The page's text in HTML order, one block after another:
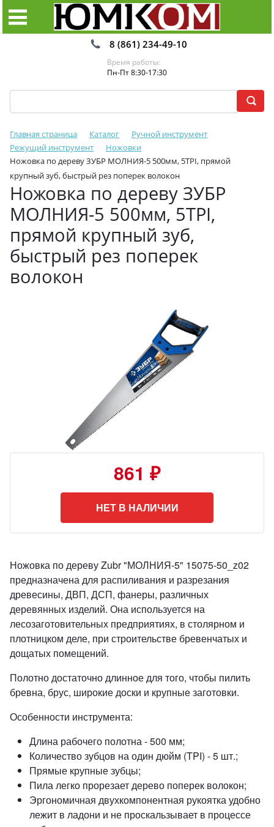
8 (861) 234-49-10
Время работы:
Пн-Пт 8:30-17:30
Главная страница Каталог
Ручной инструмент
Режущий инструмент
Ножовки
Ножовка по дереву ЗУБР МОЛНИЯ-5 500мм, 5TPI, прямой
крупный зуб, быстрый рез поперек волокон
Ножовка по дереву ЗУБР
МОЛНИЯ-5 500мм, 5TPI,
прямой крупный зуб,
быстрый рез поперек
волокон
861 ₽
НЕТ В НАЛИЧИИ
Ножовка по дереву Zubr "МОЛНИЯ-5" 15075-50_z02
предназначена для распиливания и разрезания
древесины, ДВП, ДСП, фанеры, различных
деревянных изделий. Она используется на
лесозаготовительных предприятиях, в столярном и
плотницком деле, при строительстве бревенчатых и
дощатых помещений.
Полотно достаточно длинное для того, чтобы пилить
бревна, брус, широкие доски и крупные заготовки.
Особенности инструмента:
Длина рабочего полотна - 500 мм;
Количество зубцов на один дюйм (TPI) - 5 шт.;
Прямые крупные зубцы;
Пила легко прорезает дерево поперек волокон;
Эргономичная двухкомпонентная рукоятка удобно
лежит в ладони и не проскальзывает в процессе